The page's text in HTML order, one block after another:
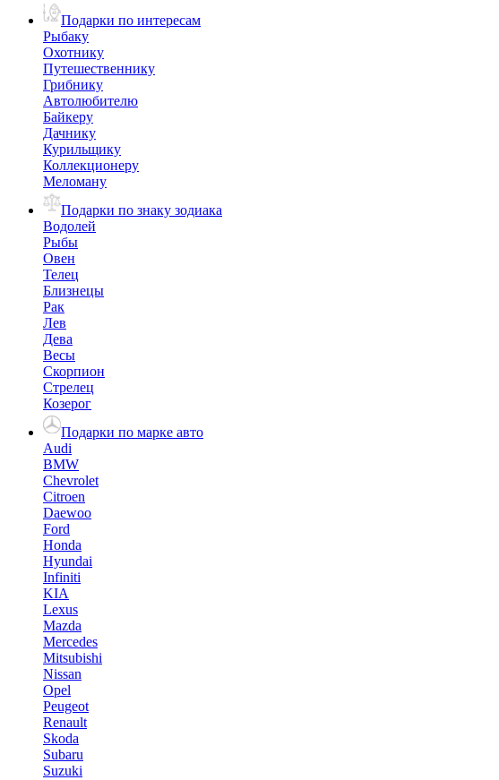
Подарки по интересам
Рыбаку
Охотнику
Путешественнику
Грибнику
Автолюбителю
Байкеру
Дачнику
Курильщику
Коллекционеру
Меломану
Подарки по знаку зодиака
Водолей
Рыбы
Овен
Телец
Близнецы
Рак
Лев
Дева
Весы
Скорпион
Стрелец
Козерог
Подарки по марке авто
Audi
BMW
Chevrolet
Citroen
Daewoo
Ford
Honda
Hyundai
Infiniti
KIA
Lexus
Mazda
Mercedes
Mitsubishi
Nissan
Opel
Peugeot
Renault
Skoda
Subaru
Suzuki